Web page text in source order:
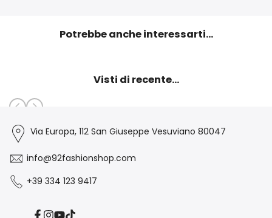
Potrebbe anche interessarti...
Visti di recente...
Via Europa, 112 San Giuseppe Vesuviano 80047
info@92fashionshop.com
+39 334 123 9417